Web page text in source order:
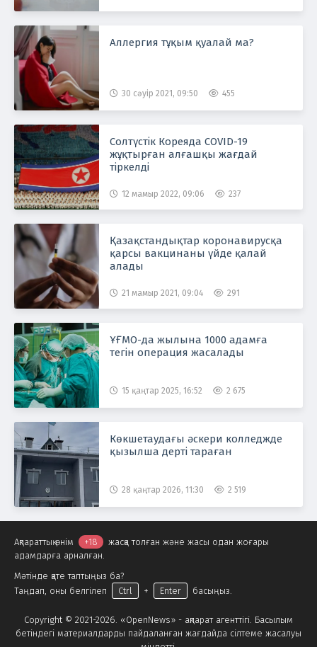
Аллергия тұқым қуалай ма?
30 сәуір 2021, 09:50 455
Солтүстік Кореяда COVID-19
жұқтырған алғашқы жағдай
тіркелді
12 мамыр 2022, 09:06 237
Қазақстандықтар коронавирусқа
қарсы вакцинаны үйде қалай
алады
21 мамыр 2021, 09:04 291
ҰҒМО-да жылына 1000 адамға
тегін операция жасалады
15 қаңтар 2025, 16:52 2 675
Көкшетаудағы әскери колледжде
қызылша дерті тараған
28 қаңтар 2026, 11:30 2 519
Copyright © 2021-2026. «OpenNews» - ақпарат агенттігі. Басылым
бетіндегі материалдарды пайдаланған жағдайда сілтеме жасалуы
Ақпараттық өнім +18
жасқа толған және жасы одан жоғары
адамдарға арналған.
Мәтінде қате таптыңыз ба?
Таңдап, оны белгілеп
Ctrl + Enter басыңыз.